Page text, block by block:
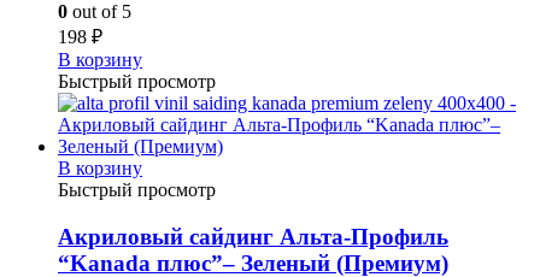
0 out of 5
198 ₽
В корзину
Быстрый просмотр
В корзину
Быстрый просмотр
Акриловый сайдинг Альта-Профиль
“Kanada плюс”– Зеленый (Премиум)